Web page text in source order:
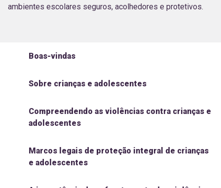
ambientes escolares seguros, acolhedores e protetivos.
Boas-vindas
Sobre crianças e adolescentes
Compreendendo as violências contra crianças e
adolescentes
Marcos legais de proteção integral de crianças
e adolescentes